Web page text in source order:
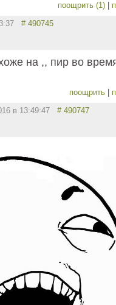
поощрить (1)
# 490745
на ,, пир во
поощрить
в 13:49:47 # 490747